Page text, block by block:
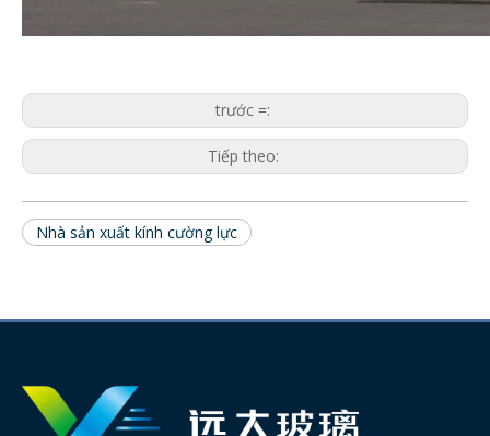
trước =:
Tiếp theo:
Nhà sản xuất kính cường lực